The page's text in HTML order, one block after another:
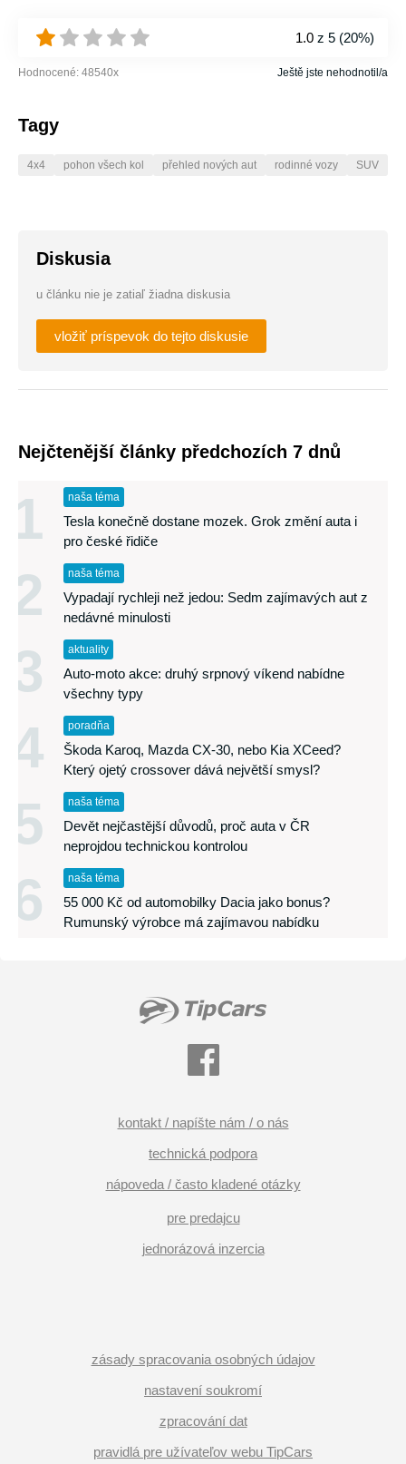
1.0 z 5 (20%)
Hodnocené: 48540x Ještě jste nehodnotil/a
Tagy
4x4 pohon všech kol přehled nových aut rodinné vozy SUV
Diskusia
u článku nie je zatiaľ žiadna diskusia
vložiť príspevok do tejto diskusie
Nejčtenější články předchozích 7 dnů
1 naša téma
Tesla konečně dostane mozek. Grok změní auta i
pro české řidiče
2 naša téma
Vypadají rychleji než jedou: Sedm zajímavých aut z
nedávné minulosti
3 aktuality
Auto-moto akce: druhý srpnový víkend nabídne
všechny typy
4 poradňa
Škoda Karoq, Mazda CX-30, nebo Kia XCeed?
Který ojetý crossover dává největší smysl?
5 naša téma
Devět nejčastější důvodů, proč auta v ČR
neprojdou technickou kontrolou
6 naša téma
55 000 Kč od automobilky Dacia jako bonus?
Rumunský výrobce má zajímavou nabídku
kontakt / napíšte nám / o nás
technická podpora
nápoveda / často kladené otázky
pre predajcu
jednorázová inzercia
zásady spracovania osobných údajov
nastavení soukromí
zpracování dat
pravidlá pre užívateľov webu TipCars